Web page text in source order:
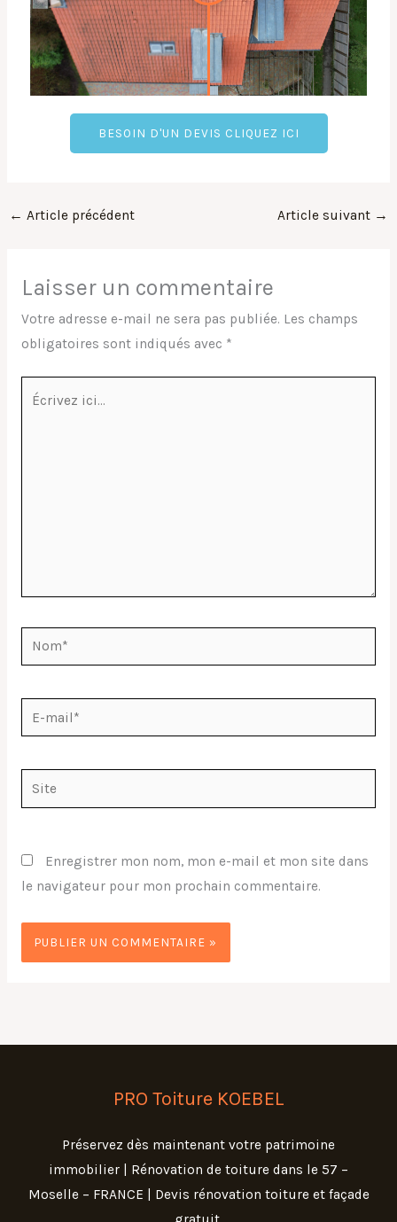
BESOIN D'UN DEVIS CLIQUEZ ICI
← Article précédent Article suivant →
Laisser un commentaire
Votre adresse e-mail ne sera pas publiée. Les champs
obligatoires sont indiqués avec *
Écrivez
Nom*
E-
mail*
Site
Enregistrer mon nom, mon e-mail et mon site dans
le navigateur pour mon prochain commentaire.
PRO Toiture KOEBEL
Préservez dès maintenant votre patrimoine
immobilier | Rénovation de toiture dans le 57 –
Moselle – FRANCE | Devis rénovation toiture et façade